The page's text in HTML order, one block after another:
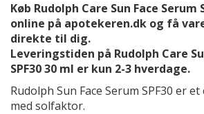
Køb Rudolph Care Sun Face Serum
online på apotekeren.dk og få
direkte til dig.
Leveringstiden på Rudolph Care
SPF30 30 ml er kun 2-3 hverdage.
Rudolph Sun Face Serum SPF30 er
med solfaktor.